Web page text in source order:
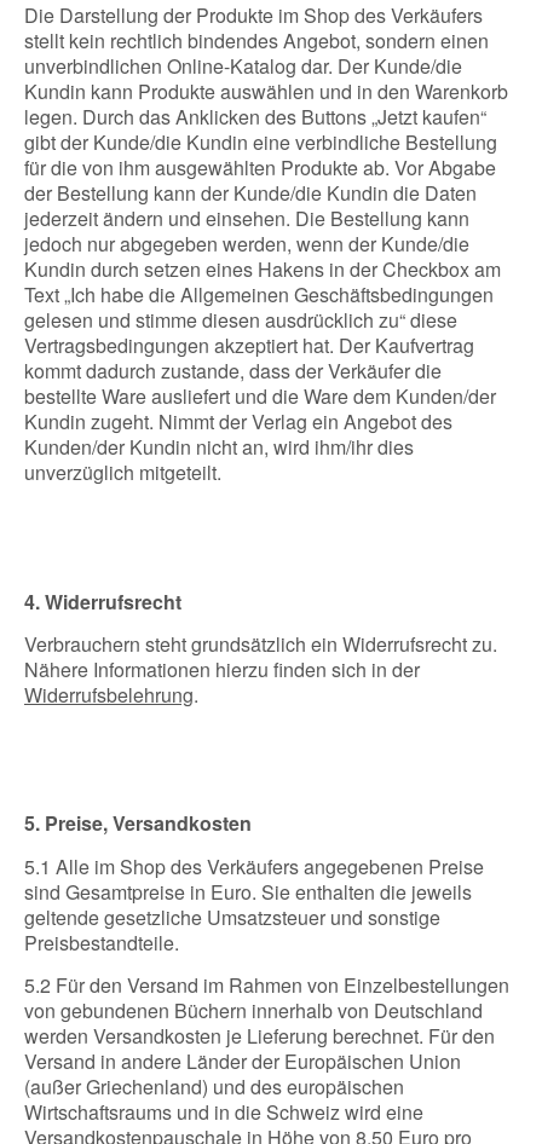
Die Darstellung der Produkte im Shop des Verkäufers
stellt kein rechtlich bindendes Angebot, sondern einen
unverbindlichen Online-Katalog dar. Der Kunde/die
Kundin kann Produkte auswählen und in den Warenkorb
legen. Durch das Anklicken des Buttons „Jetzt kaufen“
gibt der Kunde/die Kundin eine verbindliche Bestellung
für die von ihm ausgewählten Produkte ab. Vor Abgabe
der Bestellung kann der Kunde/die Kundin die Daten
jederzeit ändern und einsehen. Die Bestellung kann
jedoch nur abgegeben werden, wenn der Kunde/die
Kundin durch setzen eines Hakens in der Checkbox am
Text „Ich habe die Allgemeinen Geschäftsbedingungen
gelesen und stimme diesen ausdrücklich zu“ diese
Vertragsbedingungen akzeptiert hat. Der Kaufvertrag
kommt dadurch zustande, dass der Verkäufer die
bestellte Ware ausliefert und die Ware dem Kunden/der
Kundin zugeht. Nimmt der Verlag ein Angebot des
Kunden/der Kundin nicht an, wird ihm/ihr dies
unverzüglich mitgeteilt.
4. Widerrufsrecht
Verbrauchern steht grundsätzlich ein Widerrufsrecht zu.
Nähere Informationen hierzu finden sich in der
Widerrufsbelehrung.
5. Preise, Versandkosten
5.1 Alle im Shop des Verkäufers angegebenen Preise
sind Gesamtpreise in Euro. Sie enthalten die jeweils
geltende gesetzliche Umsatzsteuer und sonstige
Preisbestandteile.
5.2 Für den Versand im Rahmen von Einzelbestellungen
von gebundenen Büchern innerhalb von Deutschland
werden Versandkosten je Lieferung berechnet. Für den
Versand in andere Länder der Europäischen Union
(außer Griechenland) und des europäischen
Wirtschaftsraums und in die Schweiz wird eine
Versandkostenpauschale in Höhe von 8,50 Euro pro